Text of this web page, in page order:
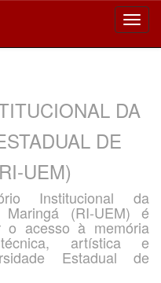
DA
DE
UEM)
Institucional da
(RI-UEM) é
o acesso à memória
artística e
Estadual de